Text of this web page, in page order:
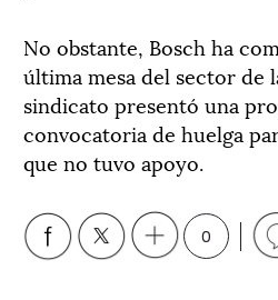
No obstante, Bosch ha
última mesa del sector de
sindicato presentó una
convocatoria de huelga
que no tuvo apoyo.
0